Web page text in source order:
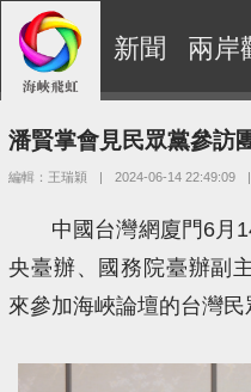
新聞 兩岸
潘賢掌會見民眾黨參訪
編輯：王瑞穎 | 2024-06-14 22:49:09 |
中國台灣網廈門6月
央臺辦、國務院臺辦副
來參加海峽論壇的台灣民